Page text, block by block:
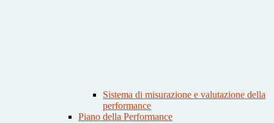
Sistema di misurazione e valutazione della
performance
Piano della Performance